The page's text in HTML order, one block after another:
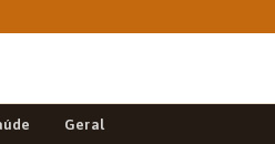
Geral